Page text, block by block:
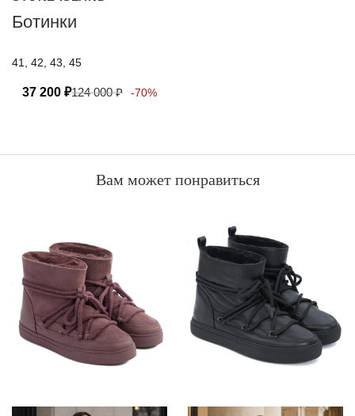
Ботинки
41, 42, 43, 45
37 200 ₽124 000₽ -70%
Вам может понравиться